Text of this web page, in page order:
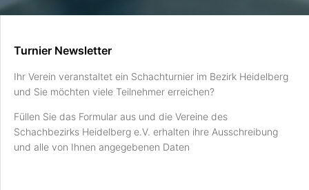
Turnier Newsletter
Ihr Verein veranstaltet ein Schachturnier im Bezirk Heidelberg
und Sie möchten viele Teilnehmer erreichen?
Füllen Sie das Formular aus und die Vereine des
Schachbezirks Heidelberg e.V. erhalten ihre Ausschreibung
und alle von Ihnen angegebenen Daten